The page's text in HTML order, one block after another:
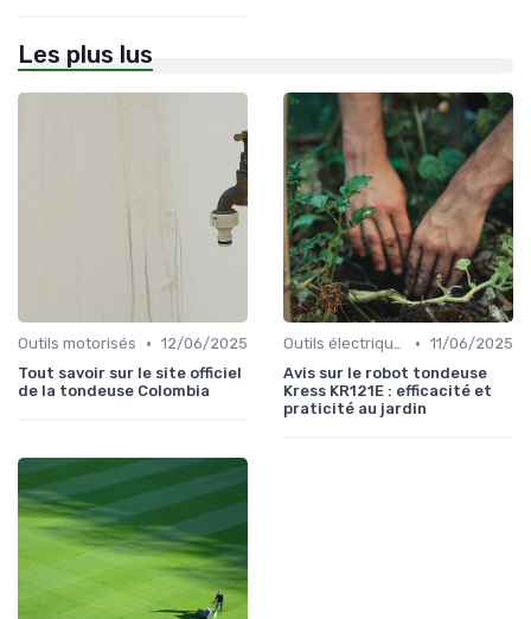
Les plus lus
Outils motorisés • 12/06/2025
Tout savoir sur le site officiel
de la tondeuse Colombia
Outils électriques • 11/06/2025
Avis sur le robot tondeuse
Kress KR121E : efficacité et
praticité au jardin